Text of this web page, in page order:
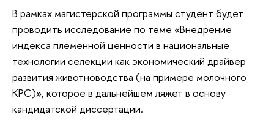
В рамках магистерской программы студент будет
проводить исследование по теме «Внедрение
индекса племенной ценности в национальные
технологии селекции как экономический драйвер
развития животноводства (на примере молочного
КРС)», которое в дальнейшем ляжет в основу
кандидатской диссертации.